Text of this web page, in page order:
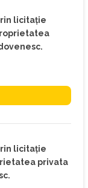
licitaţie
licitaţie
privata